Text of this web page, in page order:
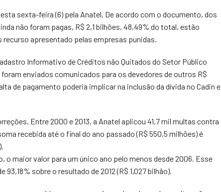
sexta-feira (6) pela Anatel. De acordo com o documento, dos
não foram pagas, R$ 2,1 bilhões, 48,49% do total, estão
apresentado pelas empresas punidas.
Informativo de Créditos não Quitados do Setor Público
foram enviados comunicados para os devedores de outros R$
de pagamento poderia implicar na inclusão da dívida no Cadin e
Entre 2000 e 2013, a Anatel aplicou 41,7 mil multas contra
recebida até o final do ano passado (R$ 550,5 milhões) é
o maior valor para um único ano pelo menos desde 2006. Esse
sobre o resultado de 2012 (R$ 1,027 bilhão).